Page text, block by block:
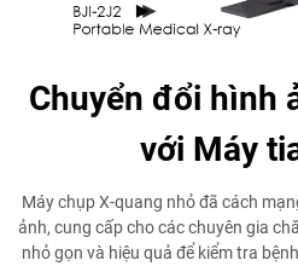
Chuyển đổi hình
với Máy
Máy chụp X-quang nhỏ đã cách
ảnh, cung cấp cho các chuyên gia
nhỏ gọn và hiệu quả để kiểm tra